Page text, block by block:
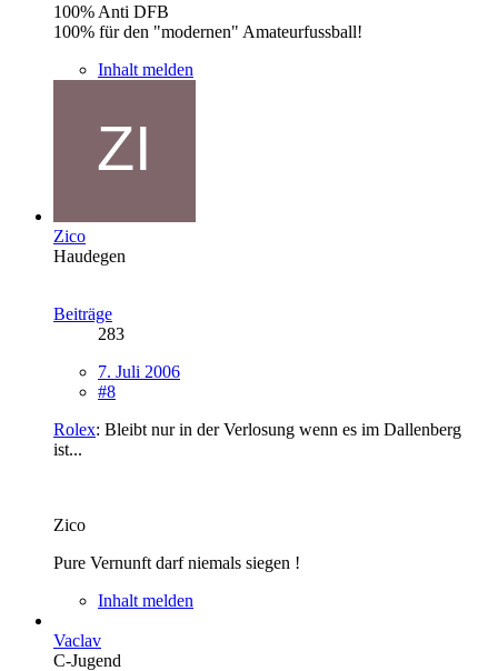
100% Anti DFB
100% für den "modernen" Amateurfussball!
Inhalt melden
Zico
Haudegen
Beiträge
283
7. Juli 2006
#8
Rolex: Bleibt nur in der Verlosung wenn es im Dallenberg
ist...
Zico
Pure Vernunft darf niemals siegen !
Inhalt melden
Vaclav
C-Jugend